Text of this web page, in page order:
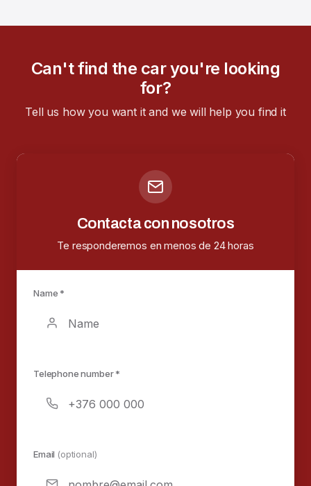
Can't find the car you're looking
for?
Tell us how you want it and we will help you find it
Contacta con nosotros
Te responderemos en menos de 24 horas
Name *
Telephone number *
Email (optional)